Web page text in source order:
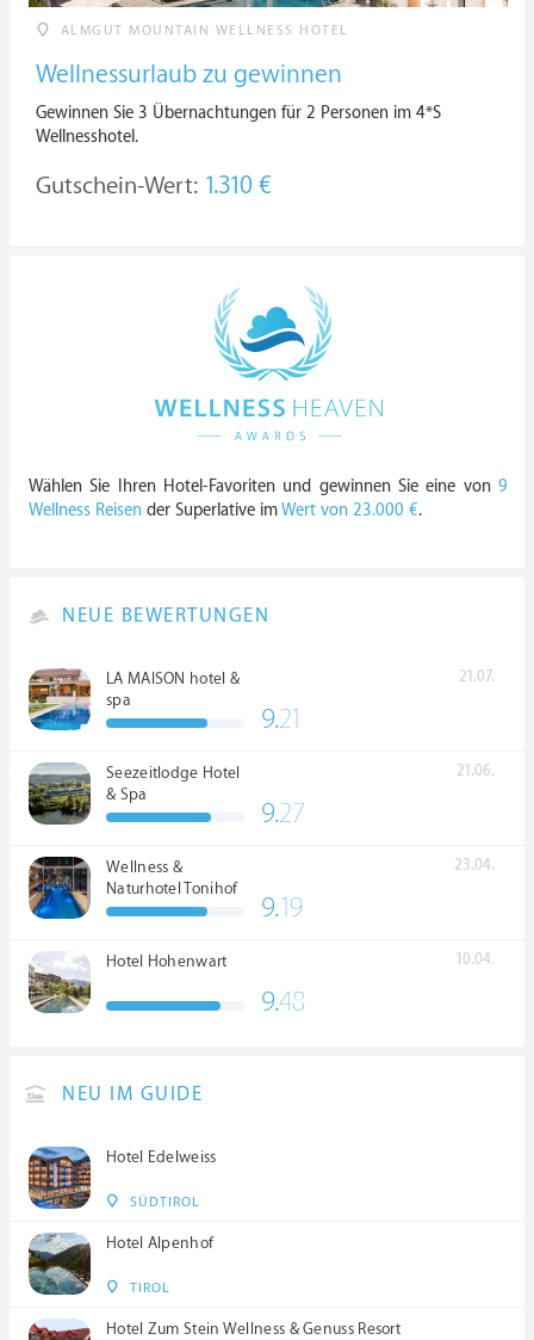
ALMGUT MOUNTAIN WELLNESS HOTEL
Wellnessurlaub zu gewinnen
Gewinnen Sie 3 Übernachtungen für 2 Personen im 4*S
Wellnesshotel.
Gutschein-Wert: 1.310 €
Wählen Sie Ihren Hotel-Favoriten und gewinnen Sie eine von 9
Wellness Reisen der Superlative imWert von 23.000 €.
NEUE BEWERTUNGEN
LA MAISON hotel &
spa
21.07.
9.21
Seezeitlodge Hotel
& Spa
21.06.
9.27
Wellness &
Naturhotel Tonihof
****S
23.04.
9.19
Hotel Hohenwart 10.04.
9.48
NEU IM GUIDE
Hotel Edelweiss
SÜDTIROL
Hotel Alpenhof
TIROL
Hotel Zum Stein Wellness & Genuss Resort